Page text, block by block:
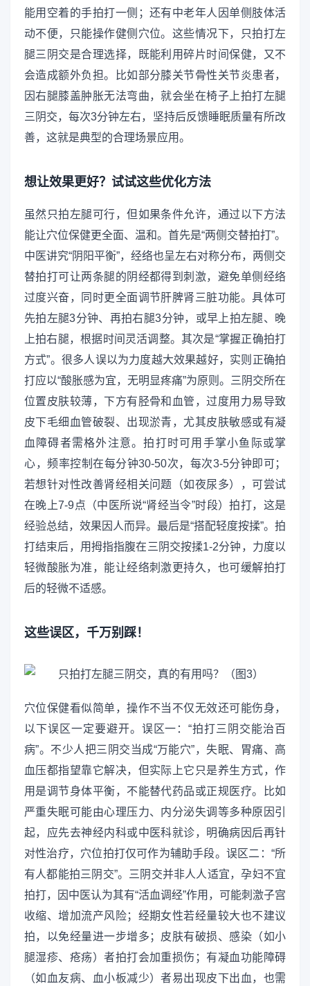
能用空着的手拍打一侧；还有中老年人因单侧肢体活
动不便，只能操作健侧穴位。这些情况下，只拍打左
腿三阴交是合理选择，既能利用碎片时间保健，又不
会造成额外负担。比如部分膝关节骨性关节炎患者，
因右腿膝盖肿胀无法弯曲，就会坐在椅子上拍打左腿
三阴交，每次3分钟左右，坚持后反馈睡眠质量有所改
善，这就是典型的合理场景应用。
想让效果更好？试试这些优化方法
虽然只拍左腿可行，但如果条件允许，通过以下方法
能让穴位保健更全面、温和。首先是“两侧交替拍打”。
中医讲究“阴阳平衡”，经络也呈左右对称分布，两侧交
替拍打可让两条腿的阴经都得到刺激，避免单侧经络
过度兴奋，同时更全面调节肝脾肾三脏功能。具体可
先拍左腿3分钟、再拍右腿3分钟，或早上拍左腿、晚
上拍右腿，根据时间灵活调整。其次是“掌握正确拍打
方式”。很多人误以为力度越大效果越好，实则正确拍
打应以“酸胀感为宜，无明显疼痛”为原则。三阴交所在
位置皮肤较薄，下方有胫骨和血管，过度用力易导致
皮下毛细血管破裂、出现淤青，尤其皮肤敏感或有凝
血障碍者需格外注意。拍打时可用手掌小鱼际或掌
心，频率控制在每分钟30-50次，每次3-5分钟即可；
若想针对性改善肾经相关问题（如夜尿多），可尝试
在晚上7-9点（中医所说“肾经当令”时段）拍打，这是
经验总结，效果因人而异。最后是“搭配轻度按揉”。拍
打结束后，用拇指指腹在三阴交按揉1-2分钟，力度以
轻微酸胀为准，能让经络刺激更持久，也可缓解拍打
后的轻微不适感。
这些误区，千万别踩！
穴位保健看似简单，操作不当不仅无效还可能伤身，
以下误区一定要避开。误区一：“拍打三阴交能治百
病”。不少人把三阴交当成“万能穴”，失眠、胃痛、高
血压都指望靠它解决，但实际上它只是养生方式，作
用是调节身体平衡，不能替代药品或正规医疗。比如
严重失眠可能由心理压力、内分泌失调等多种原因引
起，应先去神经内科或中医科就诊，明确病因后再针
对性治疗，穴位拍打仅可作为辅助手段。误区二：“所
有人都能拍三阴交”。三阴交并非人人适宜，孕妇不宜
拍打，因中医认为其有“活血调经”作用，可能刺激子宫
收缩、增加流产风险；经期女性若经量较大也不建议
拍，以免经量进一步增多；皮肤有破损、感染（如小
腿湿疹、疮疡）者拍打会加重损伤；有凝血功能障碍
（如血友病、血小板减少）者易出现皮下出血，也需